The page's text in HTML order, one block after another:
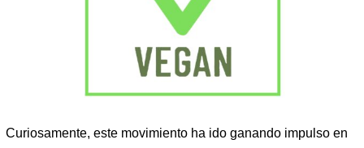
Curiosamente, este movimiento ha ido ganando impulso en